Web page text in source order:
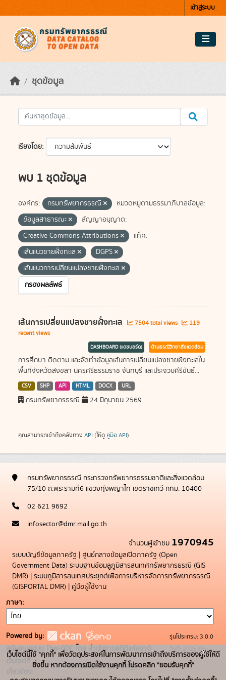
เข้าสู่ระบบ
ชุดข้อมูล
เรียงโดย
พบ 1 ชุดข้อมูล
องค์กร: กรมทรัพยากรธรณี
หมวดหมู่ตามธรรมาภิบาลข้อมูล:
ข้อมูลสาธารณะ
สัญญาอนุญาต:
Creative Commons Attributions
แท็ค:
เส้นแนวชายฝั่งทะเล
DGPS
เส้นแนวการเปลี่ยนแปลงชายฝั่งทะเล
กรองผลลัพธ์
เส้นการเปลี่ยนแปลงชายฝั่งทะเล 7504 total views
119
recent views
DASHBOARD (แดชบอร์ด) ด้านธรณีวิทยาสิ่งแวดล้อม
การศึกษา ติดตาม และจัดทำข้อมูลเส้นการเปลี่ยนแปลงชายฝั่งทะเลใน
พื้นที่จังหวัดสงขลา นครศรีธรรมราช จันทบุรี และประจวบคีรีขันธ์...
CSV SHP API HTML DOCX URL
กรมทรัพยากรธรณี 24 มิถุนายน 2569
คุณสามารถเข้าถึงคลังทาง API (ให้ดู คู่มือ API).
กรมทรัพยากรธรณี กระทรวงทรัพยากรธรรมชาติและสิ่งแวดล้อม
75/10 ถ.พระรามที่6 แขวงทุ่งพญาไท เขตราชเทวี กทม. 10400
02 621 9692
infosector@dmr.mail.go.th
จำนวนผู้เข้าชม 1970945
ระบบบัญชีข้อมูลภาครัฐ | ศูนย์กลางข้อมูลเปิดภาครัฐ (Open
Government Data) ระบบฐานข้อมลูภูมิสารสนเทศทรัพยากรธรณี (GIS
DMR) | ระบบภูมิสารสนเทศประยุกต์เพื่อการบริหารจัดการทรัพยากรธรณี
(GISPORTAL DMR) | คู่มือผู้ใช้งาน
ภาษา
Powered by:
สนับสนุนระบบ Thai-GDC โดย สำนักงานสถิติแห่งชาติ
เว็บไซต์ที่
เกี่ยวข้อง:
ระบบบัญชีข้อมูลภาครัฐ
รุ่นโปรแกรม: 3.0.0
วันที่: 2025-05-
19
เว็บไซต์นี้ใช้ "คุกกี้" เพื่อวัตถุประสงค์ในการพัฒนาการเข้าถึงบริการของผู้ใช้ให้ดี
ยิ่งขึ้น หากต้องการเปิดใช้งานคุกกี้ โปรดคลิก "ยอมรับคุกกี้"
x